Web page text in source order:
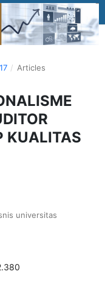
/ Articles
KUALITAS
universitas